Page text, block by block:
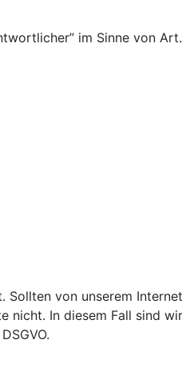
im Sinne von Art.
von unserem
nicht. In diesem Fall sind